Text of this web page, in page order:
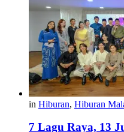
in Hiburan, Hiburan
7 Lagu Raya, 13